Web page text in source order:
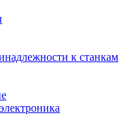
к станкам